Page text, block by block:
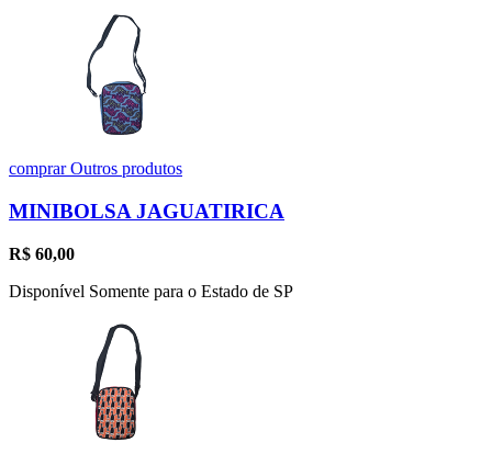
comprarOutros produtos
MINIBOLSA JAGUATIRICA
R$ 60,00
Disponível Somente para o Estado de SP